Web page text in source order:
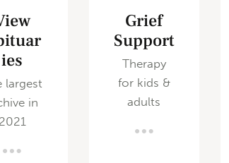
ies
largest
in
2021
Grief
Support
Therapy
for kids &
adults